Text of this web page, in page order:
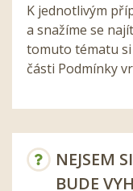
K jednotlivým
a snažíme se
tomuto tématu si
části Podmínky
NEJSEM
BUDE